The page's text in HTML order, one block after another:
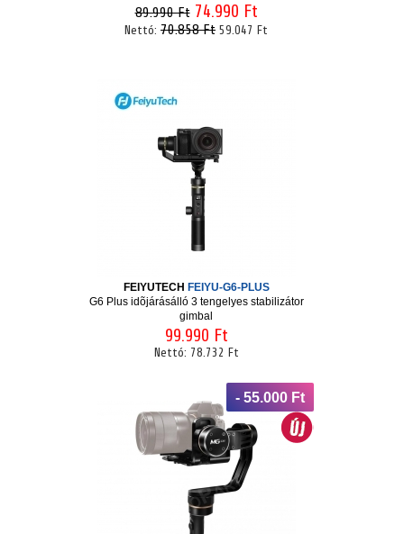
89.990 Ft 74.990 Ft
Nettó: 70.858 Ft 59.047 Ft
FEIYUTECH FEIYU-G6-PLUS
G6 Plus idõjárásálló 3 tengelyes stabilizátor
gimbal
99.990 Ft
Nettó: 78.732 Ft
- 55.000 Ft